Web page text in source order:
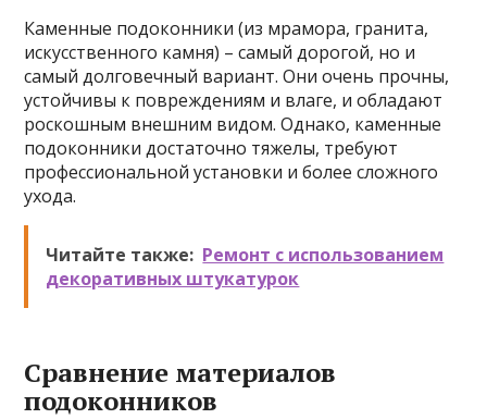
Каменные подоконники (из мрамора, гранита,
искусственного камня) – самый дорогой, но и
самый долговечный вариант. Они очень прочны,
устойчивы к повреждениям и влаге, и обладают
роскошным внешним видом. Однако, каменные
подоконники достаточно тяжелы, требуют
профессиональной установки и более сложного
ухода.
Читайте также: Ремонт с использованием
декоративных штукатурок
Сравнение материалов
подоконников